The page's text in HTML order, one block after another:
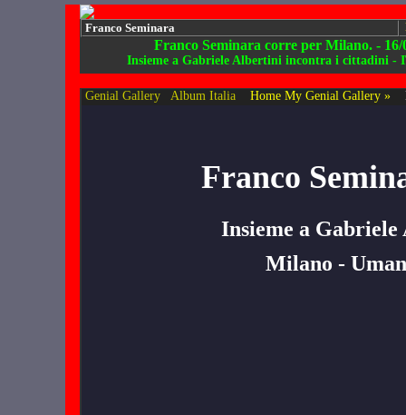
Franco Seminara
Franco Seminara corre per Milano. - 16/
Insieme a Gabriele Albertini incontra i cittadini -
Genial Gallery Album Italia Home My Genial Gallery »
Franco
Insieme a
Milano -